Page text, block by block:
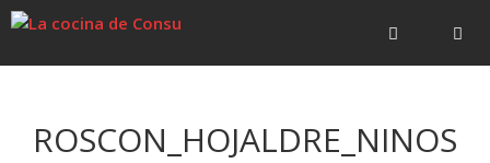
Saltar
Saltar
ROSCON_HOJALDRE_NINOS